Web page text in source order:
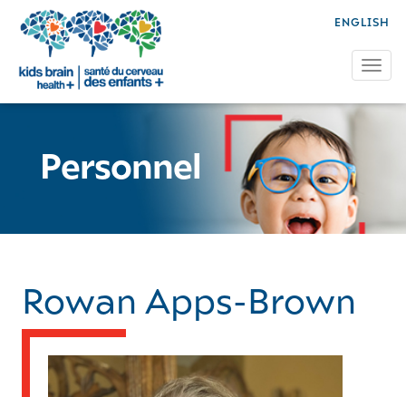
ENGLISH
Personnel
Rowan Apps-Brown